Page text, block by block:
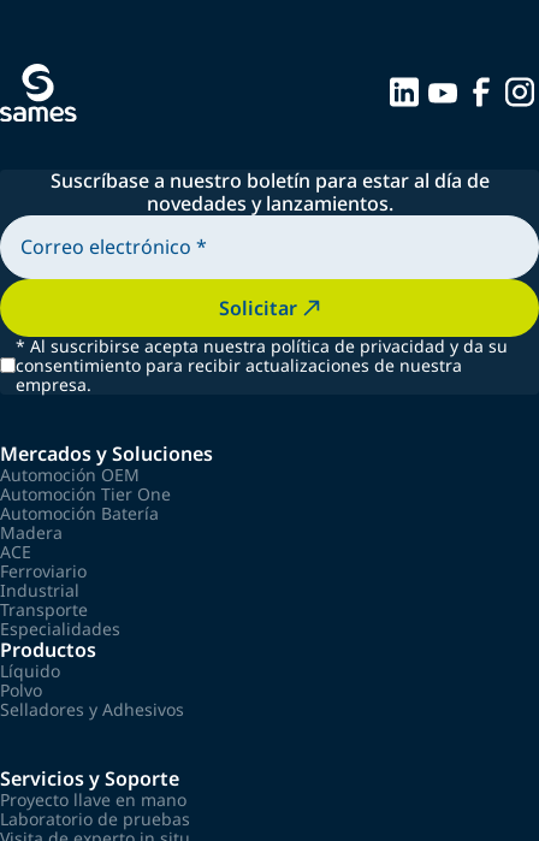
Suscríbase a nuestro boletín para estar al día de
novedades y lanzamientos.
Solicitar
* Al suscribirse acepta nuestra política de privacidad y da su
consentimiento para recibir actualizaciones de nuestra
empresa.
Mercados y Soluciones
Automoción OEM
Automoción Tier One
Automoción Batería
Madera
ACE
Ferroviario
Industrial
Transporte
Especialidades
Productos
Líquido
Polvo
Selladores y Adhesivos
Servicios y Soporte
Proyecto llave en mano
Laboratorio de pruebas